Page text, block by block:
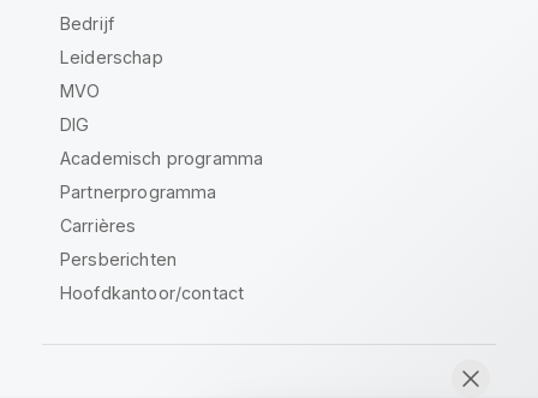
Bedrijf
Leiderschap
MVO
DIG
Academisch programma
Partnerprogramma
Carrières
Persberichten
Hoofdkantoor/contact